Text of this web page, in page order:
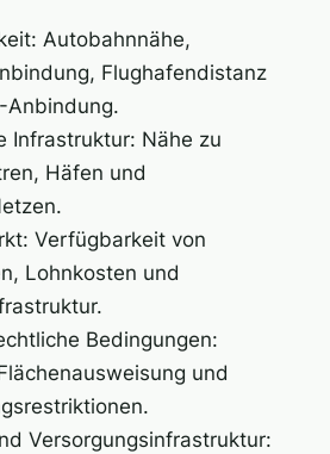
Autobahnnähe,
Flughafendistanz
Anbindung.
Infrastruktur: Nähe zu
Häfen und
Verfügbarkeit von
Lohnkosten und
Bedingungen:
und
Versorgungsinfrastruktur: